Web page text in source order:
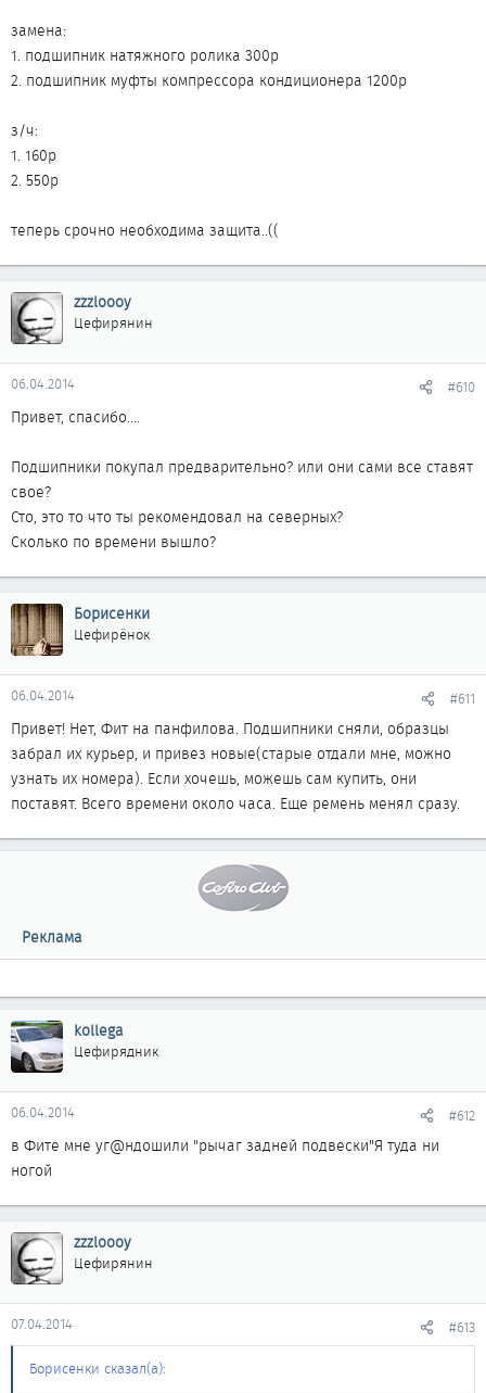
замена:
1. подшипник натяжного ролика 300р
2. подшипник муфты компрессора кондиционера 1200р
з/ч:
1. 160р
2. 550р
теперь срочно необходима защита..((
zzzloooy
Цефирянин
06.04.2014 #610
Привет, спасибо....
Подшипники покупал предварительно? или они сами все ставят
свое?
Сто, это то что ты рекомендовал на северных?
Сколько по времени вышло?
Борисенки
Цефирёнок
06.04.2014 #611
Привет! Нет, Фит на панфилова. Подшипники сняли, образцы
забрал их курьер, и привез новые(старые отдали мне, можно
узнать их номера). Если хочешь, можешь сам купить, они
поставят. Всего времени около часа. Еще ремень менял сразу.
Реклама
kollega
Цефирядник
06.04.2014 #612
в Фите мне уг@ндошили "рычаг задней подвески"Я туда ни
ногой
zzzloooy
Цефирянин
07.04.2014 #613
Борисенки сказал(а):